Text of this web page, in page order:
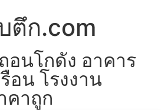
ตึก.com
อนโกดัง อาคาร
อน โรงงาน
คาถูก